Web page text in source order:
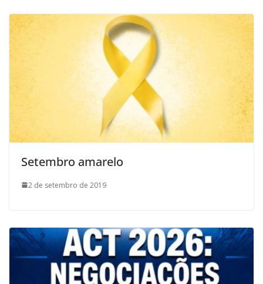
Setembro amarelo
2 de setembro de 2019